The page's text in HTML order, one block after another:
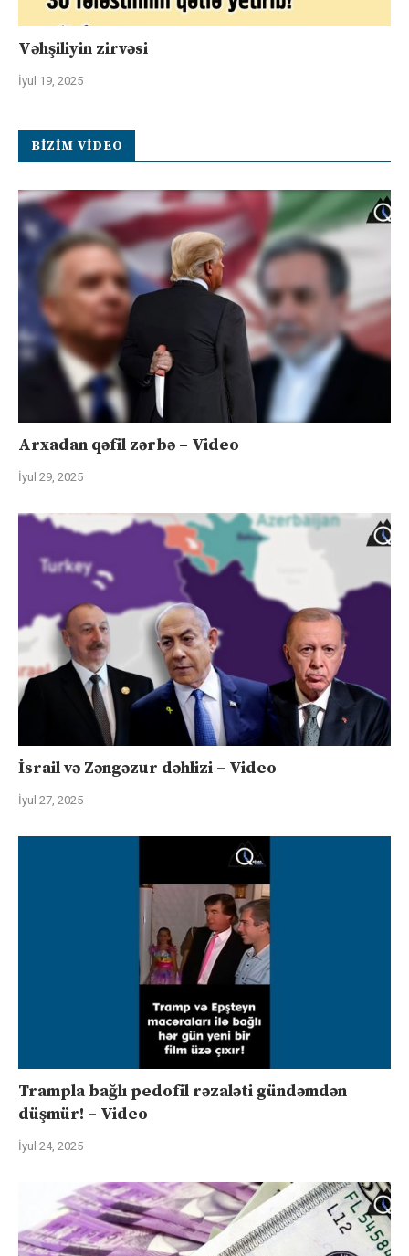
Vəhşiliyin zirvəsi
İyul 19, 2025
BIZIM VIDEO
Arxadan qəfil zərbə – Video
İyul 29, 2025
İsrail və Zəngəzur dəhlizi – Video
İyul 27, 2025
Trampla bağlı pedofil rəzaləti gündəmdən
düşmür! – Video
İyul 24, 2025